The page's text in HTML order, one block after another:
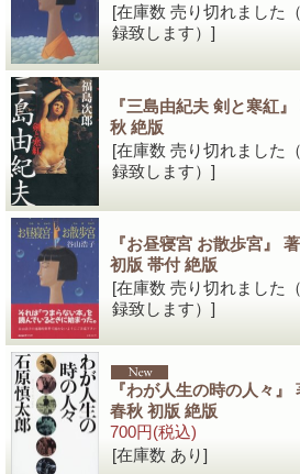
[在庫数 売り切れました
録致します）]
『三島由紀夫 剣と寒紅
秋 絶版
[在庫数 売り切れました
録致します）]
『お昼寝宮 お散歩宮』
初版 帯付 絶版
[在庫数 売り切れました
録致します）]
『わが人生の時の人々
春秋 初版 絶版
700円(税込)
[在庫数 あり]